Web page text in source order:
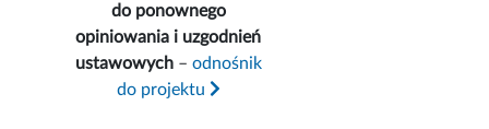
do ponownego
opiniowania i uzgodnień
ustawowych– odnośnik
do projektu